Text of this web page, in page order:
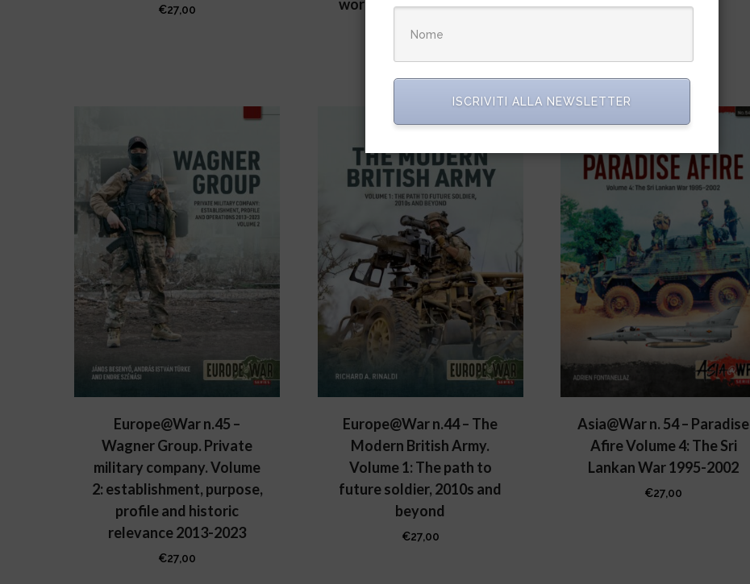
€27,00
worldwide service, 1961-
today
Europe@War n.45 –
Wagner Group. Private
military company. Volume
2: establishment, purpose,
profile and historic
relevance 2013-2023
€27,00
Europe@War n.44 – The
Modern British Army.
Volume 1: The path to
future soldier, 2010s and
beyond
€27,00
Asia@War n. 54 – Paradise
Afire Volume 4: The Sri
Lankan War 1995-2002
€27,00
ISCRIVITI ALLA NEWSLETTER